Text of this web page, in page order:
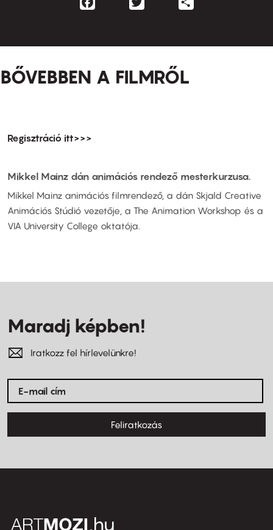
BŐVEBBEN A FILMRŐL
Regisztráció itt>>>
Mikkel Mainz dán animációs rendező mesterkurzusa.
Mikkel Mainz animációs filmrendező, a dán Skjald Creative
Animációs Stúdió vezetője, a The Animation Workshop és a
VIA University College oktatója.
Maradj képben!
Iratkozz fel hírlevelünkre!
Feliratkozás